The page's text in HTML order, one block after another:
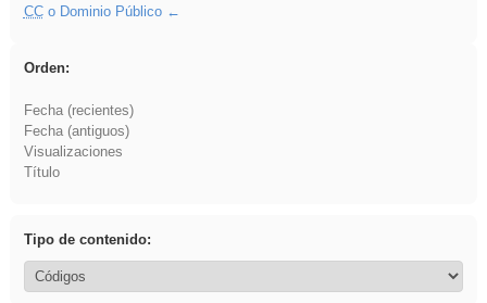
CCo Dominio Público
Orden:
Fecha (recientes)
Fecha (antiguos)
Visualizaciones
Título
Tipo de contenido: